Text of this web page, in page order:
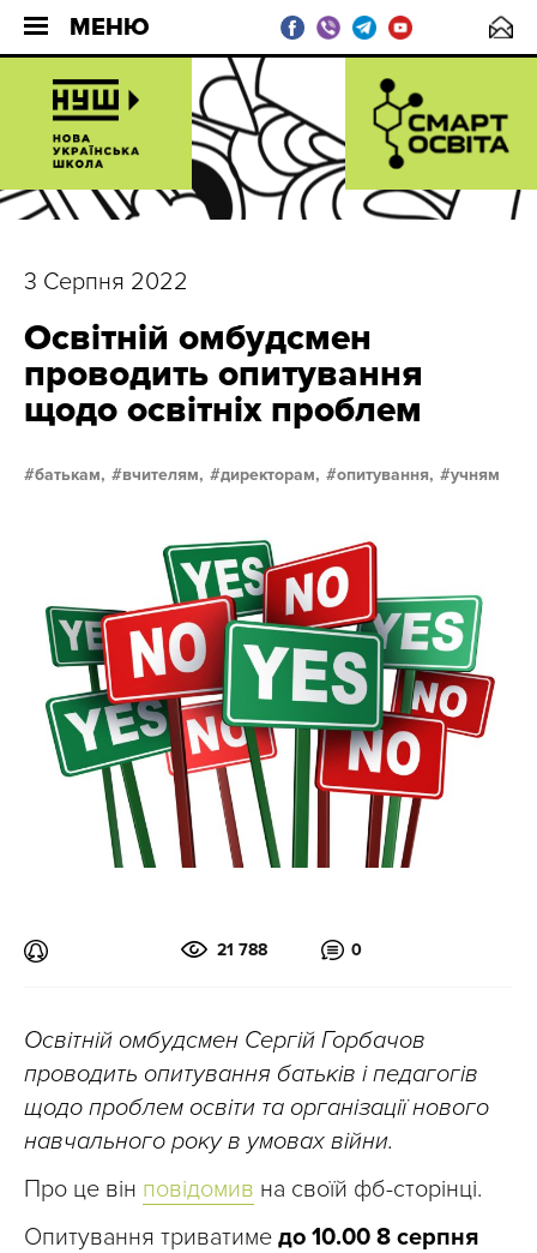
МЕНЮ
3 Серпня 2022
Освітній омбудсмен
проводить опитування
щодо освітніх проблем
батькам, вчителям, директорам, опитування, учням
21 788 0
Освітній омбудсмен Сергій Горбачов
проводить опитування батьків і педагогів
щодо проблем освіти та організації нового
навчального року в умовах війни.
Про це він повідомив на своїй фб-сторінці.
Опитування триватиме до 10.00 8 серпня